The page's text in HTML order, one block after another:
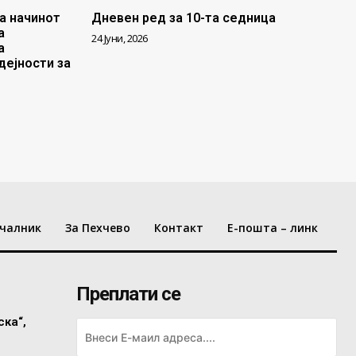
начинот
за
Дневен ред за 10-та седница
24 Јуни, 2026
За Пехчево Контакт Е-пошта – линк
Преплати се